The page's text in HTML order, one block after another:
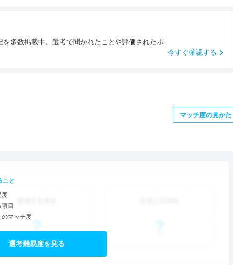
多数掲載中。選考で聞かれたことや評価されたポ
今すぐ確認する
マッチ度の見かた
こと
度
目
のマッチ度
選考難易度を見る